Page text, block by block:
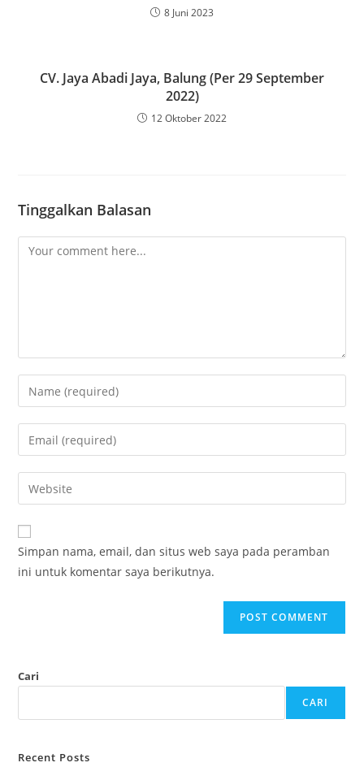
8 Juni 2023
CV. Jaya Abadi Jaya, Balung (Per 29 September
2022)
12 Oktober 2022
Tinggalkan Balasan
Simpan nama, email, dan situs web saya pada peramban
ini untuk komentar saya berikutnya.
Cari
CARI
Recent Posts